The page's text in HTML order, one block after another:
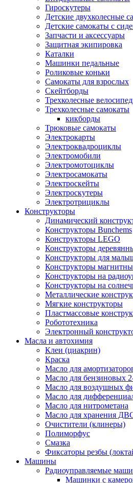
Гироскутеры
Детские двухколесные
Детские самокаты с
Запчасти и аксессуары
Защитная экипировка
Каталки
Машинки педальные
Роликовые коньки
Самокаты для взрослых
Скейтборды
Трехколесные
Трехколесные самокаты
кикборды
Трюковые самокаты
Электрокарты
Электроквадроциклы
Электромобили
Электромотоциклы
Электросамокаты
Электроскейты
Электроскутеры
Электротрициклы
Конструкторы
Динамический
Конструкторы Bunchems
Конструкторы LEGO
Конструкторы
Конструкторы для
Конструкторы
Конструкторы на
Конструкторы на
Металлические
Мягкие конструкторы
Пластмассовые
Робототехника
Электронный
Масла и автохимия
Клеи (циакрин)
Краска
Масло для
Масло для бензиновых
Масло для воздушных
Масло для
Масло для нитрометана
Масло для хранения
Очистители (клинеры)
Полиморфус
Смазка
Фиксаторы резбы
Машины
Радиоуправляемые
Машинки с